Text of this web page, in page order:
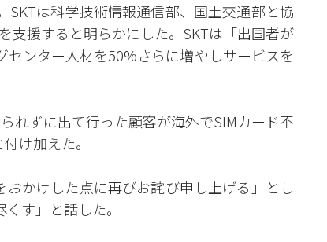
は科学技術情報通信部、国土交通部と協
支援すると明らかにした。SKTは「出国者が
ンター人材を50%さらに増やしサービスを
れずに出て行った顧客が海外でSIMカード不
け加えた。
かけした点に再びお詫び申し上げる」とし
す」と話した。